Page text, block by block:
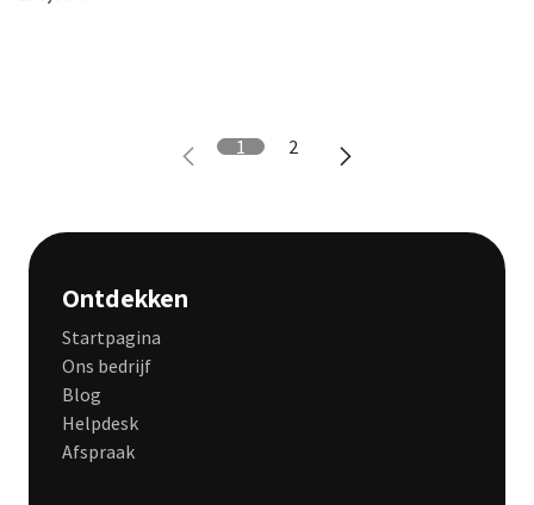
1 2
Ontdekken
Startpagina
Ons bedrijf
Blog
Helpdesk
Afspraak